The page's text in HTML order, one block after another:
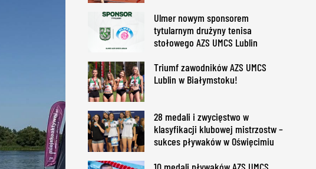
Ulmer nowym sponsorem
tytularnym drużyny tenisa
stołowego AZS UMCS Lublin
Triumf zawodników AZS UMCS
Lublin w Białymstoku!
28 medali i zwycięstwo w
klasyfikacji klubowej mistrzostw –
sukces pływaków w Oświęcimiu